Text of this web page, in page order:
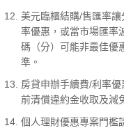
美元臨櫃結購/售匯率
率優惠，或當市場匯率
碼（分）可能非最佳優
準。
房貸申辦手續費/利率
前清償違約金收取及減
個人理財優惠專案門檻